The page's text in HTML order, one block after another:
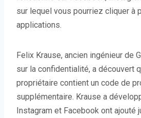
sur lequel vous pourriez cliquer à
applications.
Felix Krause, ancien ingénieur de
sur la confidentialité, a découvert
propriétaire contient un code de
supplémentaire. Krause a
Instagram et Facebook ont ​​ajouté